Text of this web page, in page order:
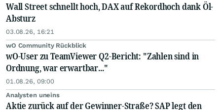
Wall Street schnellt hoch, DAX auf Rekordhoch dank Öl-
Absturz
03.08.26, 16:21
wO Community Rückblick
wO-User zu TeamViewer Q2-Bericht: "Zahlen sind in
Ordnung, war erwartbar..."
01.08.26, 09:00
Analysten uneins
Aktie zurück auf der Gewinner-Straße? SAP legt den